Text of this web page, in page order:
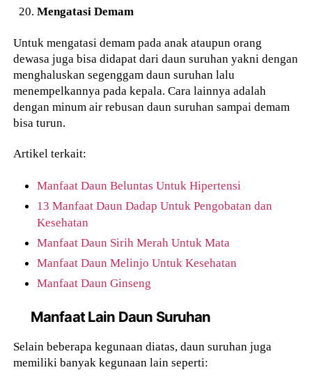
Mengatasi Demam
Untuk mengatasi demam pada anak ataupun orang
dewasa juga bisa didapat dari daun suruhan yakni dengan
menghaluskan segenggam daun suruhan lalu
menempelkannya pada kepala. Cara lainnya adalah
dengan minum air rebusan daun suruhan sampai demam
bisa turun.
Artikel terkait:
Manfaat Daun Beluntas Untuk Hipertensi
13 Manfaat Daun Dadap Untuk Pengobatan dan
Kesehatan
Manfaat Daun Sirih Merah Untuk Mata
Manfaat Daun Melinjo Untuk Kesehatan
Manfaat Daun Ginseng
Manfaat Lain Daun Suruhan
Selain beberapa kegunaan diatas, daun suruhan juga
memiliki banyak kegunaan lain seperti: